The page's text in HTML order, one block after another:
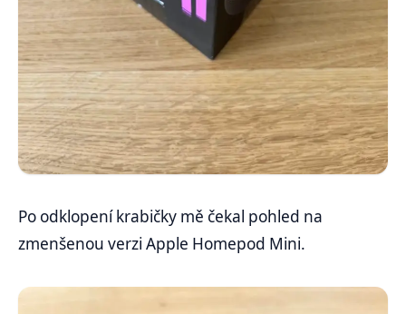
Po odklopení krabičky mě čekal pohled na
zmenšenou verzi Apple Homepod Mini.